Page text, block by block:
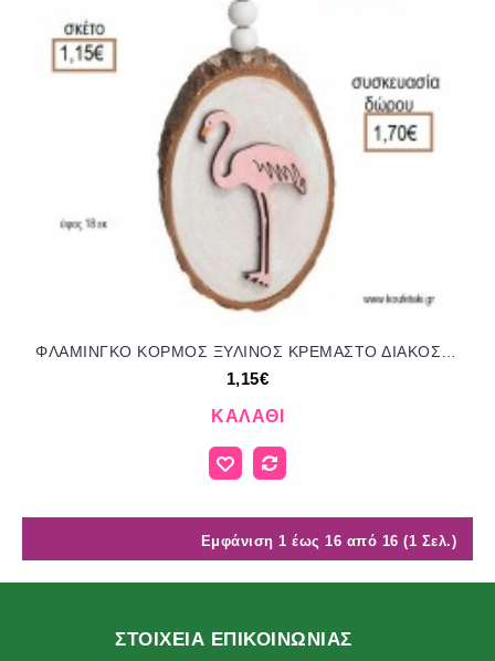
ΦΛΑΜΙΝΓΚΟ ΚΟΡΜΟΣ ΞΥΛΙΝΟΣ ΚΡΕΜΑΣΤΟ ΔΙΑΚΟΣΜΗΤΙΚΟ για μπομπονιέρες - δώρα πάρτυ - εορτών - γέννησης - γούρια - φτιάξτο μόνος σου ΠΑΡ-50573Φ/41058 1.15€!!!
1,15€
ΚΑΛΆΘΙ
Εμφάνιση 1 έως 16 από 16 (1 Σελ.)
ΣΤΟΙΧΕΙΑ ΕΠΙΚΟΙΝΩΝΙΑΣ